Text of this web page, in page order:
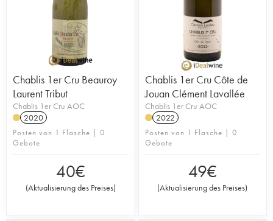
Chablis 1er Cru Beauroy
Laurent Tribut
Chablis 1er Cru AOC
2020
Posten von 1 Flasche | 0
Gebote
40€
(Aktualisierung des Preises)
Chablis 1er Cru Côte de
Jouan Clément Lavallée
Chablis 1er Cru AOC
2022
Posten von 1 Flasche | 0
Gebote
49€
(Aktualisierung des Preises)